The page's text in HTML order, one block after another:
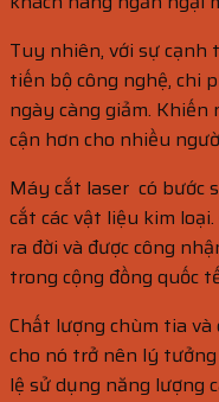
Tuy nhiên, với sự
tiến bộ công nghệ, chi
ngày càng giảm.
cận hơn cho nhiều
Máy cắt laser có bước
cắt các vật liệu kim
ra đời và được công
trong cộng đồng quốc
Chất lượng chùm tia và
cho nó trở nên lý
lệ sử dụng năng lượng